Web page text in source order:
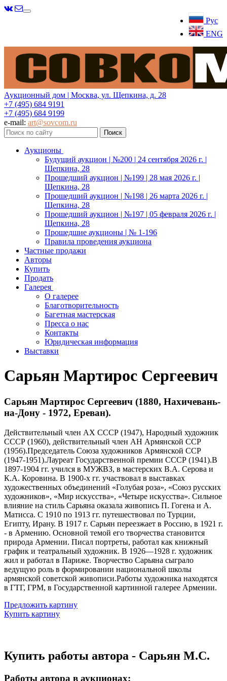
Рус
ENG
Меню
Аукционный дом | Москва, ул. Щепкина, д. 28
+7 (495) 684 9191
+7 (495) 684 9199
e-mail: art@sovcom.ru
Аукционы
Будущий аукцион | №200 | 24 сентября 2026 г. |
Щепкина, 28
Прошедший аукцион | №199 | 28 мая 2026 г. |
Щепкина, 28
Прошедший аукцион | №198 | 26 марта 2026 г. |
Щепкина, 28
Прошедший аукцион | №197 | 05 февраля 2026 г. |
Щепкина, 28
Прошедшие аукционы | № 1-196
Правила проведения аукциона
Частные продажи
Авторы
Купить
Продать
Галерея
О галерее
Благотворительность
Багетная мастерская
Пресса о нас
Контакты
Юридическая информация
Выставки
Сарьян Мартирос Сергеевич
Сарьян Мартирос Сергеевич (1880, Нахичевань-
на-Дону - 1972, Ереван).
Действительный член АХ СССР (1947), Народный художник
СССР (1960), действительный член АН Армянской ССР
(1956).Председатель Союза художников Армянской ССР
(1947-1951).Лауреат Государственной премии СССР (1941).В
1897-1904 гг. учился в МУЖВЗ, в мастерских В.А. Серова и
К.А. Коровина. В 1900-х гг. участвовал в выставках
художественных объединений «Голубая роза», «Союз русских
художников», «Мир искусства», «Четыре искусства». Сильное
влияние на стиль Сарьяна оказала живопись П. Гогена и А.
Матисса. С 1910 по 1913 гг. путешествовал по Турции,
Египту, Ирану. В 1917 г. Сарьян переезжает в Россию, в 1921 г.
- в Армению. Основной темой его творчества становится
природа Армении. Писал портреты, работал как книжный
график и театральный художник. В 1926—1928 г. художник
жил и работал в Париже. Творчество Сарьяна сыграло
ведущую роль в формировании национальной школы
армянской советской живописи.Работы художника находятся
в ГТГ, ГРМ, в Государственной картинной галерее Армении.
Предложить картину
Купить картину
Купить работы автора - Сарьян М.С.
Работы автора в аукционах: